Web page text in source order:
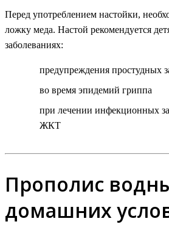
Перед употреблением настойки,
ложку меда. Настой рекомендуется
заболеваниях:
предупреждения простудных
во время эпидемий гриппа
при лечении инфекционных
ЖКТ
Прополис
домашних